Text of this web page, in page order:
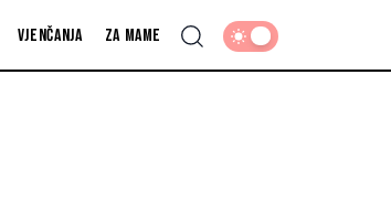
Vjenčanja Za mame